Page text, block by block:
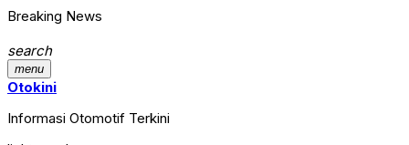
Breaking News
search
menu
Otokini
Informasi Otomotif Terkini